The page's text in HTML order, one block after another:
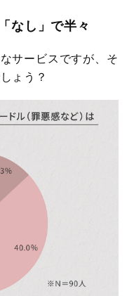
なし」で半々
サービスですが、そ
ょう？